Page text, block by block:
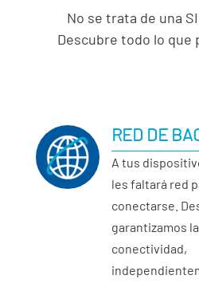
No se trata de una
Descubre todo lo
RED DE
A tus
les faltará red
conectarse.
garantizamos la
conectividad,